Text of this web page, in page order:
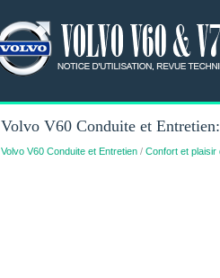
Volvo V60 Conduite et
Volvo V60 Conduite et Entretien/ Confort et plaisir